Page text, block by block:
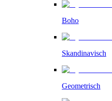
Boho
Skandinavisch
Geometrisch